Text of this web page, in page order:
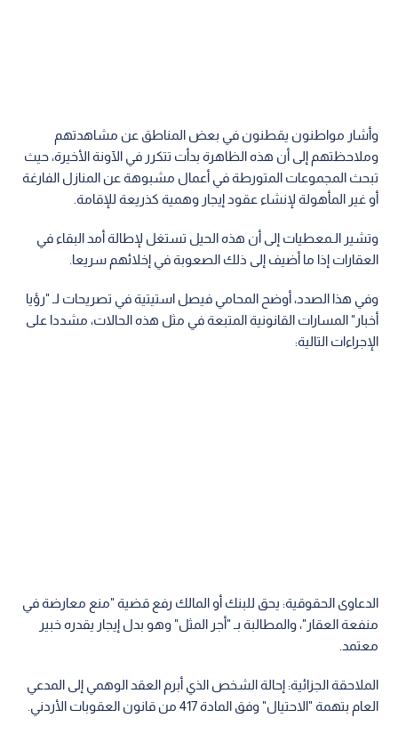
وأشار مواطنون يقطنون في بعض المناطق عن مشاهدتهم
وملاحظتهم إلى أن هذه الظاهرة بدأت تتكرر في الآونة الأخيرة، حيث
تبحث المجموعات المتورطة في أعمال مشبوهة عن المنازل الفارغة
أو غير المأهولة لإنشاء عقود إيجار وهمية كذريعة للإقامة.
وتشير الـمعطيات إلى أن هذه الحيل تستغل لإطالة أمد البقاء في
العقارات إذا ما أضيف إلى ذلك الصعوبة في إخلائهم سريعا.
وفي هذا الصدد، أوضح المحامي فيصل استيتية في تصريحات لـ "رؤيا
أخبار" المسارات القانونية المتبعة في مثل هذه الحالات، مشددا على
الإجراءات التالية:
الدعاوى الحقوقية: يحق للبنك أو المالك رفع قضية "منع معارضة في
منفعة العقار"، والمطالبة بـ "أجر المثل" وهو بدل إيجار يقدره خبير
معتمد.
الملاحقة الجزائية: إحالة الشخص الذي أبرم العقد الوهمي إلى المدعي
العام بتهمة "الاحتيال" وفق المادة 417 من قانون العقوبات الأردني.